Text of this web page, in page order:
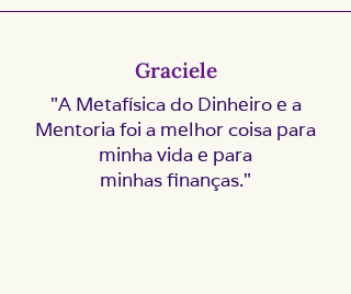
Graciele
"A Metafísica do Dinheiro e a
Mentoria foi a melhor coisa para
minha vida e para
minhas finanças."